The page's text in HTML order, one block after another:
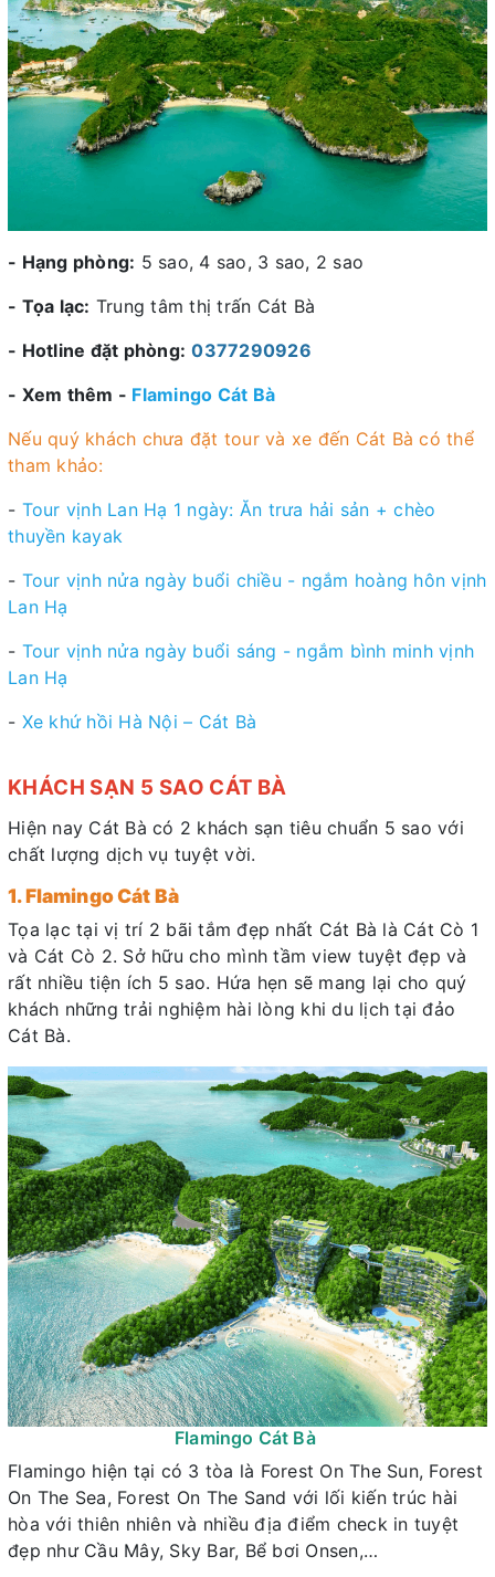
- Hạng phòng: 5 sao, 4 sao, 3 sao, 2 sao
- Tọa lạc: Trung tâm thị trấn Cát Bà
- Hotline đặt phòng: 0377290926
- Xem thêm - Flamingo Cát Bà
Nếu quý khách chưa đặt tour và xe đến Cát Bà có thể
tham khảo:
- Tour vịnh Lan Hạ 1 ngày: Ăn trưa hải sản + chèo
thuyền kayak
- Tour vịnh nửa ngày buổi chiều - ngắm hoàng hôn vịnh
Lan Hạ
- Tour vịnh nửa ngày buổi sáng - ngắm bình minh vịnh
Lan Hạ
- Xe khứ hồi Hà Nội – Cát Bà
KHÁCH SẠN 5 SAO CÁT BÀ
Hiện nay Cát Bà có 2 khách sạn tiêu chuẩn 5 sao với
chất lượng dịch vụ tuyệt vời.
1. Flamingo Cát Bà
Tọa lạc tại vị trí 2 bãi tắm đẹp nhất Cát Bà là Cát Cò 1
và Cát Cò 2. Sở hữu cho mình tầm view tuyệt đẹp và
rất nhiều tiện ích 5 sao. Hứa hẹn sẽ mang lại cho quý
khách những trải nghiệm hài lòng khi du lịch tại đảo
Cát Bà.
Flamingo Cát Bà
Flamingo hiện tại có 3 tòa là Forest On The Sun, Forest
On The Sea, Forest On The Sand với lối kiến trúc hài
hòa với thiên nhiên và nhiều địa điểm check in tuyệt
đẹp như Cầu Mây, Sky Bar, Bể bơi Onsen,…